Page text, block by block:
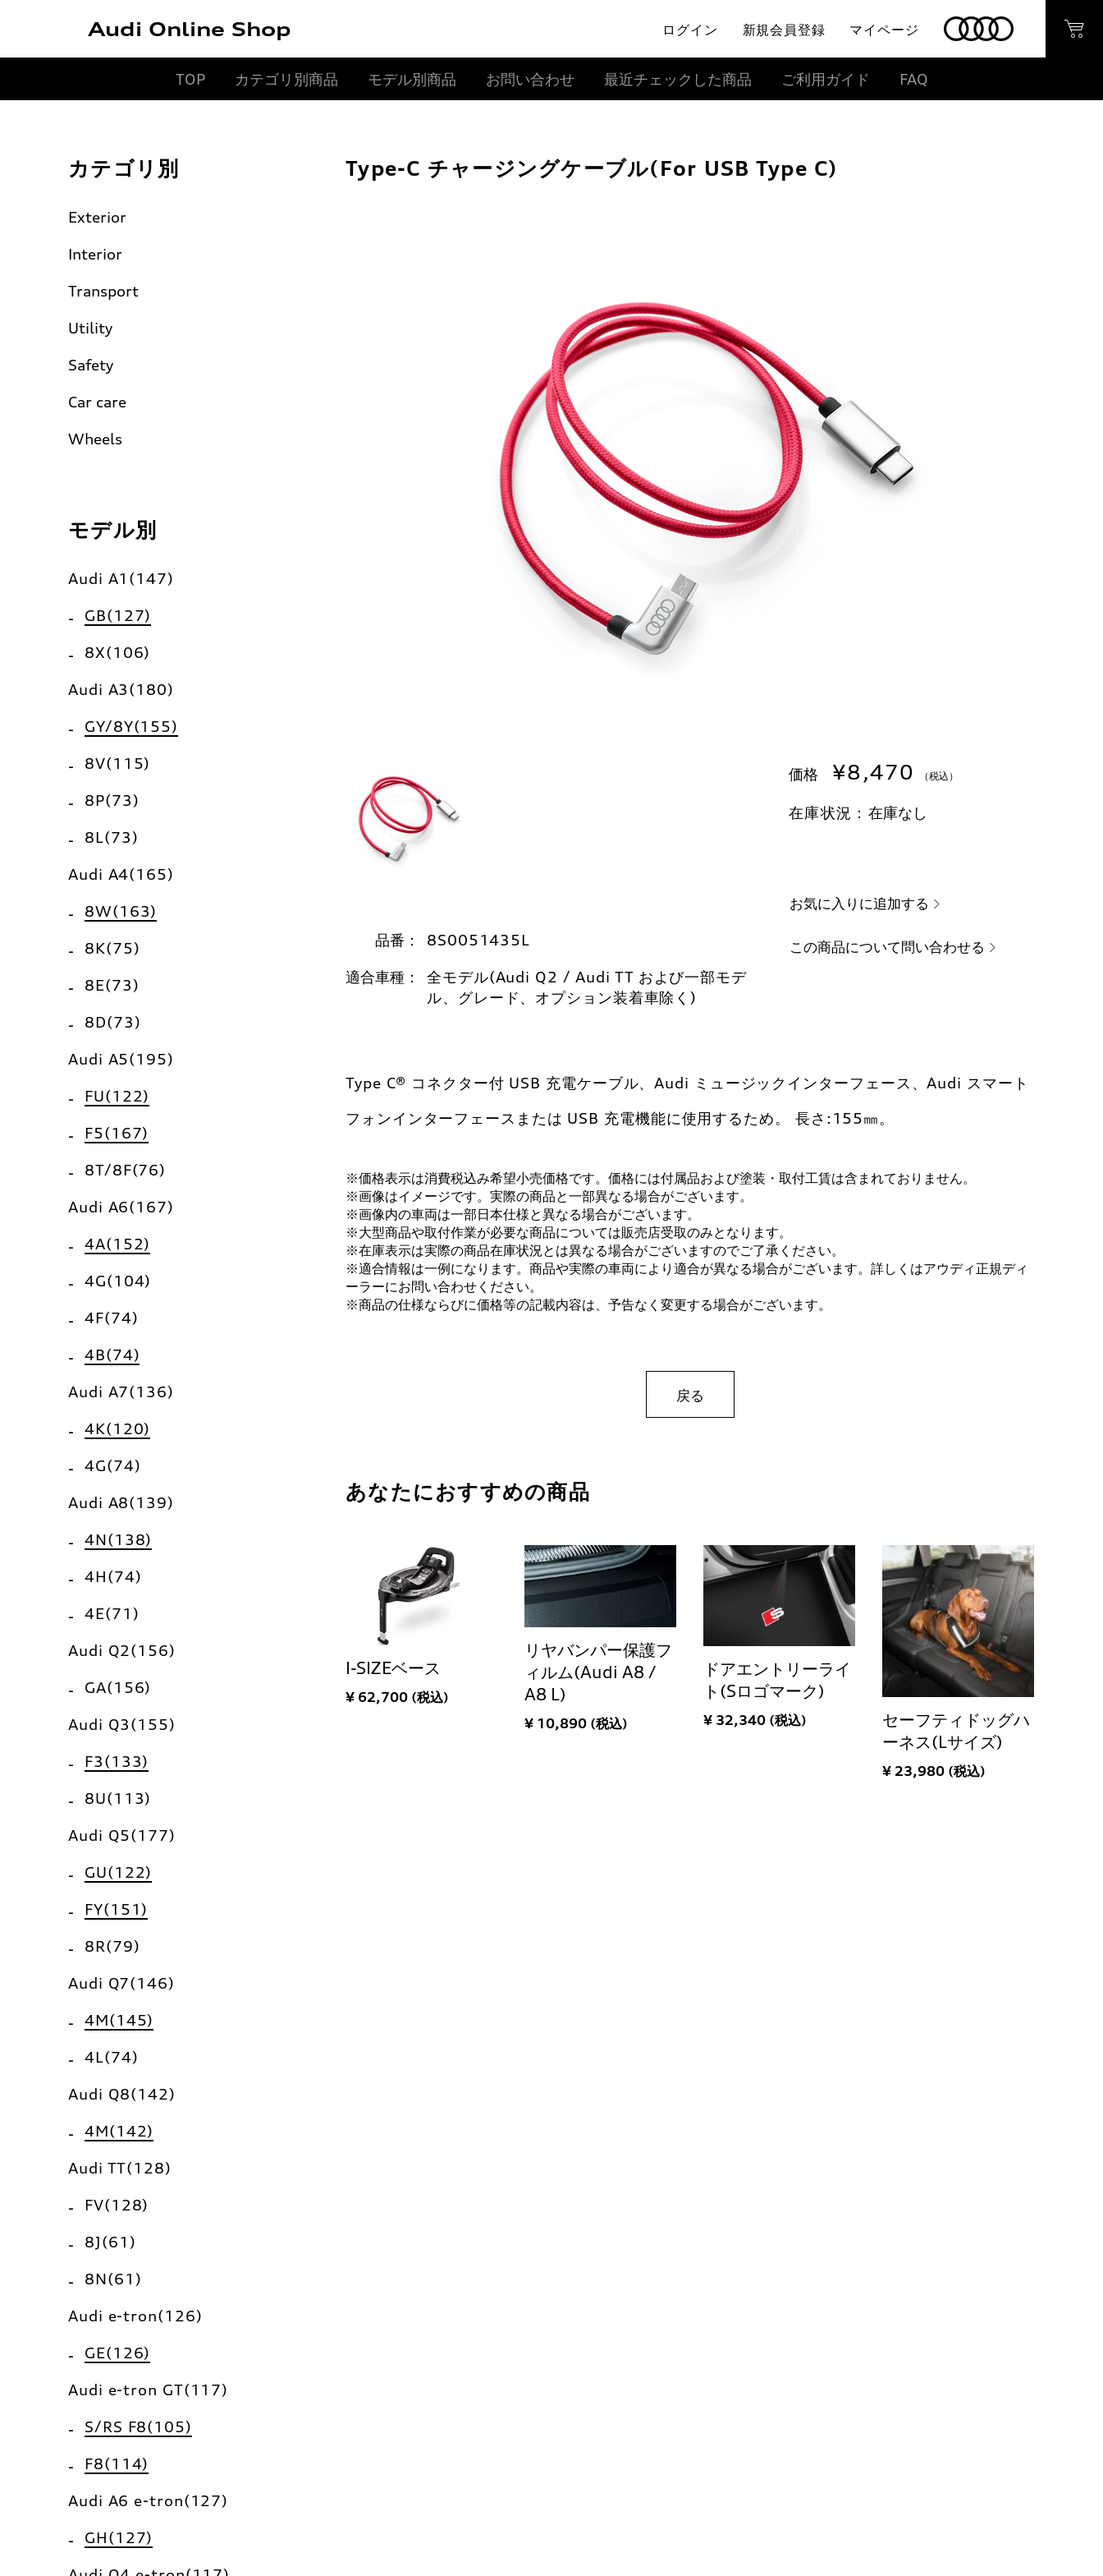
Audi Online Shop ログイン 新規会員登録 マイページ
TOP カテゴリ別商品 モデル別商品 お問い合わせ 最近チェックした商品 ご利用ガイド FAQ
カテゴリ別
Exterior
Interior
Transport
Utility
Safety
Car care
Wheels
モデル別
Audi A1(147)
GB(127)
8X(106)
Audi A3(180)
GY/8Y(155)
8V(115)
8P(73)
8L(73)
Audi A4(165)
8W(163)
8K(75)
8E(73)
8D(73)
Audi A5(195)
FU(122)
F5(167)
8T/8F(76)
Audi A6(167)
4A(152)
4G(104)
4F(74)
4B(74)
Audi A7(136)
4K(120)
4G(74)
Audi A8(139)
4N(138)
4H(74)
4E(71)
Audi Q2(156)
GA(156)
Audi Q3(155)
F3(133)
8U(113)
Audi Q5(177)
GU(122)
FY(151)
8R(79)
Audi Q7(146)
4M(145)
4L(74)
Audi Q8(142)
4M(142)
Audi TT(128)
FV(128)
8J(61)
8N(61)
Audi e-tron(126)
GE(126)
Audi e-tron GT(117)
S/RS F8(105)
F8(114)
Audi A6 e-tron(127)
GH(127)
Type-C チャージングケーブル(For USB Type C)
品番： 8S0051435L
適合車種：
全モデル(Audi Q2 / Audi TT および一部モデ
ル、グレード、オプション装着車除く)
価格 ¥8,470 （税込）
在庫状況： 在庫なし
お気に入りに追加する
この商品について問い合わせる
Type C® コネクター付 USB 充電ケーブル、Audi ミュージックインターフェース、Audi スマート
フォンインターフェースまたは USB 充電機能に使用するため。 長さ:155㎜。
※価格表示は消費税込み希望小売価格です。価格には付属品および塗装・取付工賃は含まれておりません。
※画像はイメージです。実際の商品と一部異なる場合がございます。
※画像内の車両は一部日本仕様と異なる場合がございます。
※大型商品や取付作業が必要な商品については販売店受取のみとなります。
※在庫表示は実際の商品在庫状況とは異なる場合がございますのでご了承ください。
※適合情報は一例になります。商品や実際の車両により適合が異なる場合がございます。詳しくはアウディ正規ディ
ーラーにお問い合わせください。
※商品の仕様ならびに価格等の記載内容は、予告なく変更する場合がございます。
戻る
あなたにおすすめの商品
I-SIZEベース
¥ 62,700 (税込)
リヤバンパー保護フ
ィルム(Audi A8 /
A8 L)
¥ 10,890 (税込)
ドアエントリーライ
ト(Sロゴマーク)
¥ 32,340 (税込)
セーフティドッグハ
ーネス(Lサイズ)
¥ 23,980 (税込)